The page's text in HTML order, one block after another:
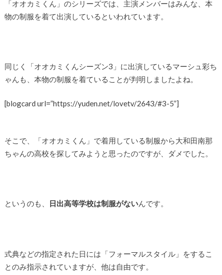
「オオカミくん」のシリーズでは、主演メンバーはみんな、本
物の制服を着て出演しているといわれています。
同じく「オオカミくんシーズン3」に出演しているマーシュ彩ち
ゃんも、本物の制服を着ていることが判明しましたよね。
[blogcard url=”https://yuden.net/lovetv/2643/#3-5”]
そこで、「オオカミくん」で着用している制服から大和田南那
ちゃんの高校を探してみようと思ったのですが、ダメでした。
というのも、 日出高等学校は制服がないんです。
式典などの指定された日には「フォーマルスタイル」をするこ
とのみ指示されていますが、他は自由です。